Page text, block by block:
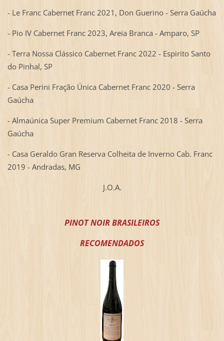
- Le Franc Cabernet Franc 2021, Don Guerino - Serra Gaúcha
- Pio IV Cabernet Franc 2023, Areia Branca - Amparo, SP
- Terra Nossa Clássico Cabernet Franc 2022 - Espirito Santo
do Pinhal, SP
- Casa Perini Fração Única Cabernet Franc 2020 - Serra
Gaúcha
- Almaúnica Super Premium Cabernet Franc 2018 - Serra
Gaúcha
- Casa Geraldo Gran Reserva Colheita de Inverno Cab. Franc
2019 - Andradas, MG
J.O.A.
PINOT NOIR BRASILEIROS
RECOMENDADOS